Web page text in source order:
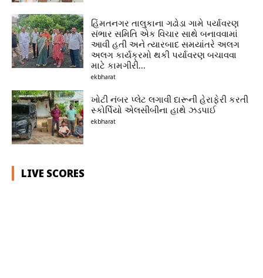
હિંમતનગર તાલુકાના ગઢોડા ગામે પર્યાવરણ
સંભાર સમિતિ એક વિચાર સાથે બનાવવામાં
આવી હતી અને ત્યારબાદ સમયાંતરે અલગ
અલગ કાર્યક્રમો થકી પર્યાવરણ બચાવવા
માટે કામગીરી...
ekbharat
ખોટી નંબર પ્લેટ લગાવી દારૂની હેરાફેરી કરતી
સ્કોર્પિયો એલસીબીના હાથે ઝડપાઈ
ekbharat
LIVE SCORES